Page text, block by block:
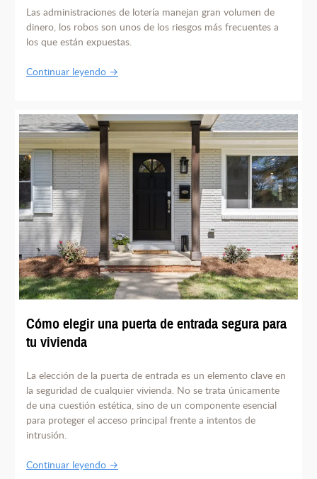
Las administraciones de lotería manejan gran volumen de
dinero, los robos son unos de los riesgos más frecuentes a
los que están expuestas.
Continuar leyendo →
Cómo elegir una puerta de entrada segura para
tu vivienda
La elección de la puerta de entrada es un elemento clave en
la seguridad de cualquier vivienda. No se trata únicamente
de una cuestión estética, sino de un componente esencial
para proteger el acceso principal frente a intentos de
intrusión.
Continuar leyendo →